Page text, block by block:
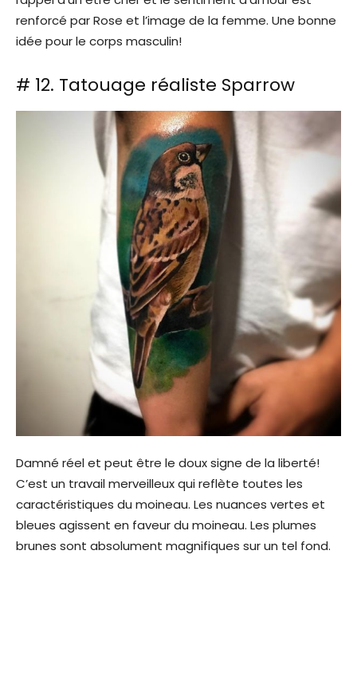
renforcé par Rose et l’image de la femme. Une bonne
idée pour le corps masculin!
# 12. Tatouage réaliste Sparrow
Damné réel et peut être le doux signe de la liberté!
C’est un travail merveilleux qui reflète toutes les
caractéristiques du moineau. Les nuances vertes et
bleues agissent en faveur du moineau. Les plumes
brunes sont absolument magnifiques sur un tel fond.